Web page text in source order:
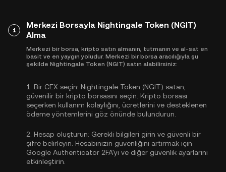
1
Merkezi Borsayla Nightingale Token (NGIT)
Alma
Merkezi bir borsa, kripto satın almanın, tutmanın ve al-sat en
basit ve en yaygın yoludur. Merkezi bir borsa aracılığıyla şu
şekilde Nightingale Token (NGIT) satın alabilirsiniz:
1. Bir CEX seçin: Nightingale Token (NGIT) satan,
güvenilir bir kripto borsasını seçin. Kripto borsası
seçerken kullanım kolaylığını, ücretlerini ve desteklenen
ödeme yöntemlerini göz önünde bulundurun.
2. Hesap oluşturun: Gerekli bilgileri girin ve güvenli bir
şifre belirleyin. Hesabınızın güvenliğini artırmak için
Google Authenticator 2FA'yı ve diğer güvenlik ayarlarını
etkinleştirin.